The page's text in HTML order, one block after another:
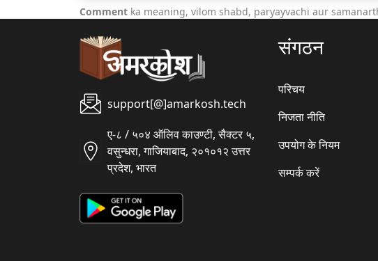
Comment ka meaning, vilom shabd, paryayvachi aur
support[@]amarkosh.tech
ए-८ / ५०४ ऑलिव काउण्टी, सैक्टर ५,
वसुन्धरा, गाजियाबाद, २०१०१२ उत्तर
प्रदेश, भारत
संगठन
परिचय
निजता नीति
उपयोग के नियम
सम्पर्क करें